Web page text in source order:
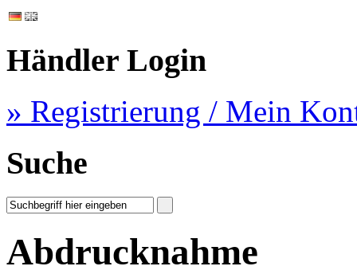
Händler Login
» Registrierung / Mein
Suche
Abdrucknahme